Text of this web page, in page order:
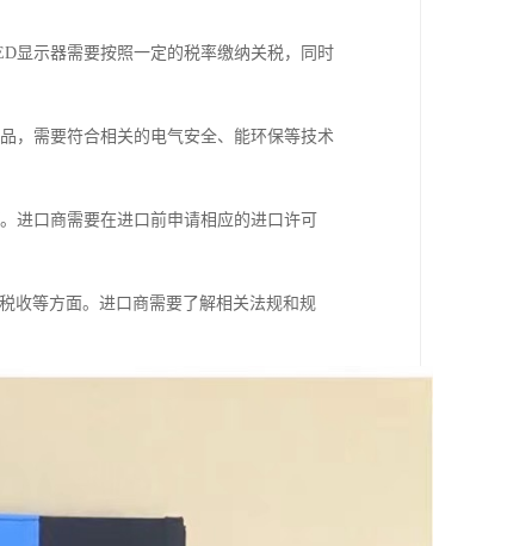
显示器需要按照一定的税率缴纳关税，同时
，需要符合相关的电气安全、能环保等技术
进口商需要在进口前申请相应的进口许可
收等方面。进口商需要了解相关法规和规